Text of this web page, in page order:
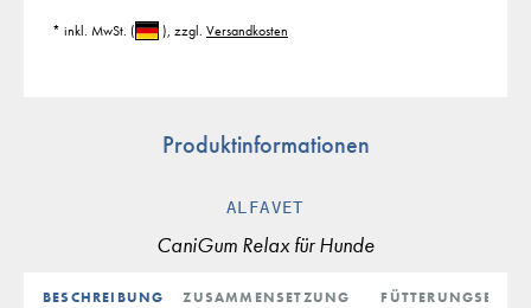
* inkl. MwSt. ( ), zzgl. Versandkosten
Produktinformationen
ALFAVET
CaniGum Relax für Hunde
BESCHREIBUNG ZUSAMMENSETZUNG